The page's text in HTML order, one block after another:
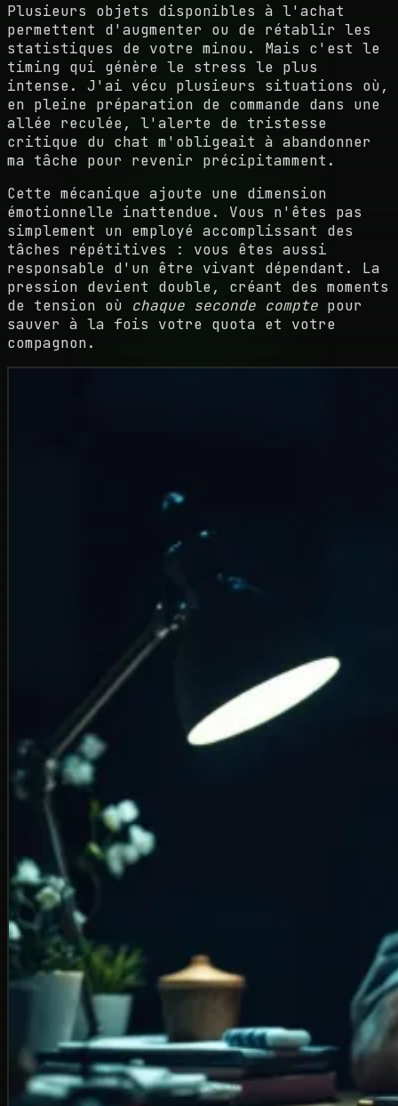
Plusieurs objets disponibles à l'achat
permettent d'augmenter ou de rétablir les
statistiques de votre minou. Mais c'est le
timing qui génère le stress le plus
intense. J'ai vécu plusieurs situations où,
en pleine préparation de commande dans une
allée reculée, l'alerte de tristesse
critique du chat m'obligeait à abandonner
ma tâche pour revenir précipitamment.
Cette mécanique ajoute une dimension
émotionnelle inattendue. Vous n'êtes pas
simplement un employé accomplissant des
tâches répétitives : vous êtes aussi
responsable d'un être vivant dépendant. La
pression devient double, créant des moments
de tension où chaque seconde compte pour
sauver à la fois votre quota et votre
compagnon.